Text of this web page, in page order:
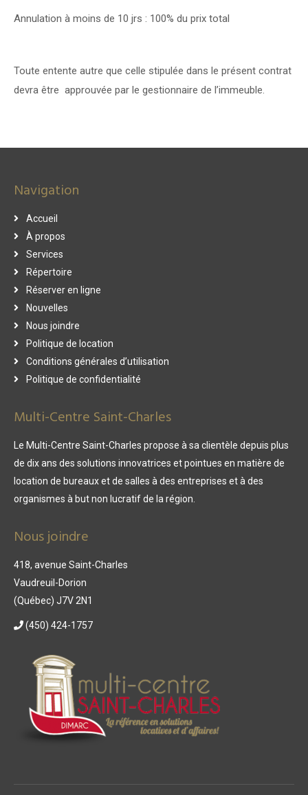
Annulation à moins de 10 jrs : 100% du prix total
Toute entente autre que celle stipulée dans le présent contrat
devra être approuvée par le gestionnaire de l’immeuble.
Navigation
Accueil
À propos
Services
Répertoire
Réserver en ligne
Nouvelles
Nous joindre
Politique de location
Conditions générales d’utilisation
Politique de confidentialité
Multi-Centre Saint-Charles
Le Multi-Centre Saint-Charles propose à sa clientèle depuis plus
de dix ans des solutions innovatrices et pointues en matière de
location de bureaux et de salles à des entreprises et à des
organismes à but non lucratif de la région.
Nous joindre
418, avenue Saint-Charles
Vaudreuil-Dorion
(Québec) J7V 2N1
(450) 424-1757